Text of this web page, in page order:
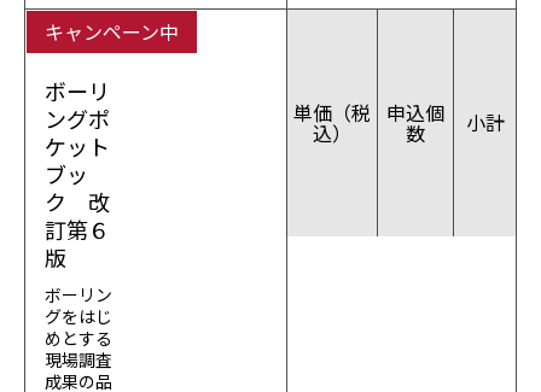
キャンペーン中
ボーリ
ングポ
ケット
ブッ
ク 改
訂第６
版
ボーリン
グをはじ
めとする
現場調査
成果の品
単価（税
込）
申込個
数 小計